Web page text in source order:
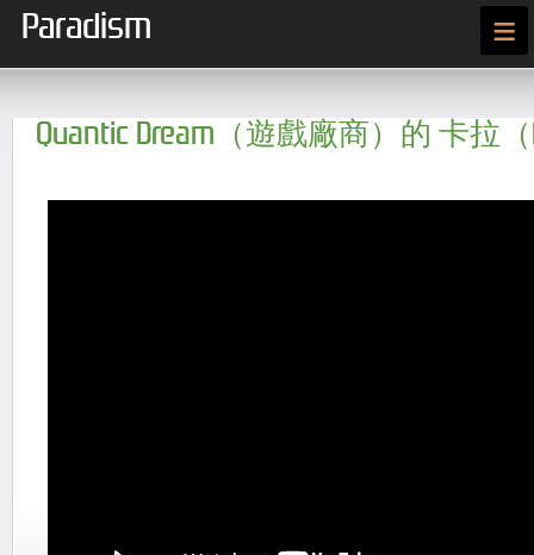
Paradism ≡
Quantic Dream（遊戲廠商）的 卡拉